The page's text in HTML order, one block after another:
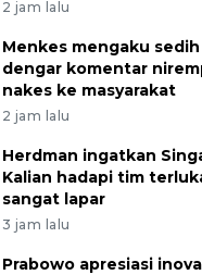
2 jam lalu
Menkes mengaku sedih
dengar komentar
nakes ke masyarakat
2 jam lalu
Herdman ingatkan
Kalian hadapi tim
sangat lapar
3 jam lalu
Prabowo apresiasi